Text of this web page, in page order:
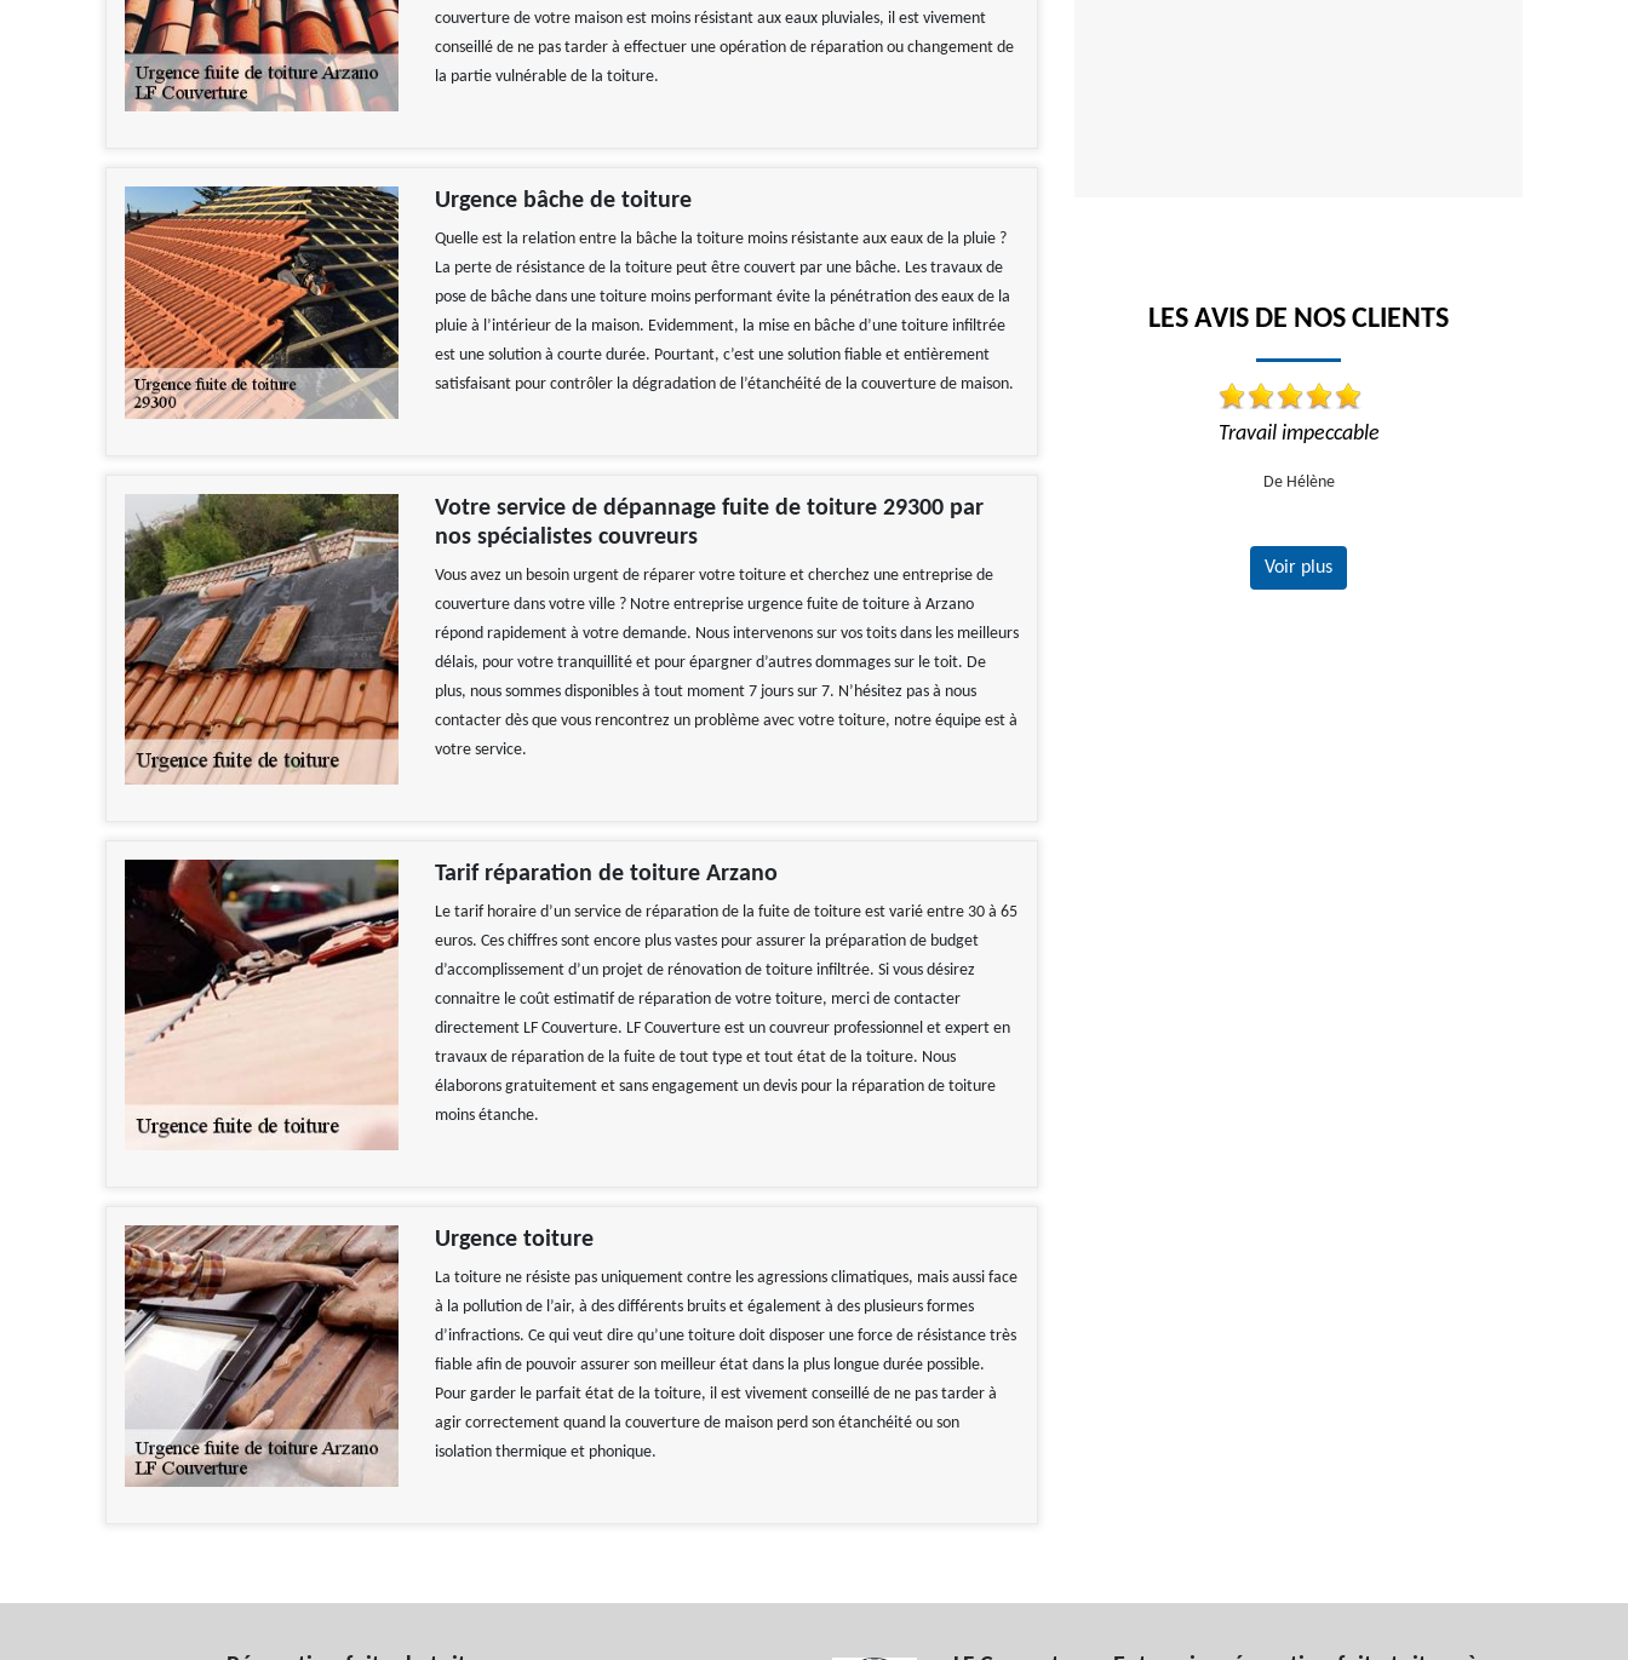
couverture de votre maison est moins résistant aux eaux pluviales, il est vivement
conseillé de ne pas tarder à effectuer une opération de réparation ou changement de
la partie vulnérable de la toiture.
Urgence bâche de toiture
Quelle est la relation entre la bâche la toiture moins résistante aux eaux de la pluie ?
La perte de résistance de la toiture peut être couvert par une bâche. Les travaux de
pose de bâche dans une toiture moins performant évite la pénétration des eaux de la
pluie à l’intérieur de la maison. Evidemment, la mise en bâche d’une toiture infiltrée
est une solution à courte durée. Pourtant, c’est une solution fiable et entièrement
satisfaisant pour contrôler la dégradation de l’étanchéité de la couverture de maison.
Votre service de dépannage fuite de toiture 29300 par
nos spécialistes couvreurs
Vous avez un besoin urgent de réparer votre toiture et cherchez une entreprise de
couverture dans votre ville ? Notre entreprise urgence fuite de toiture à Arzano
répond rapidement à votre demande. Nous intervenons sur vos toits dans les meilleurs
délais, pour votre tranquillité et pour épargner d’autres dommages sur le toit. De
plus, nous sommes disponibles à tout moment 7 jours sur 7. N’hésitez pas à nous
contacter dès que vous rencontrez un problème avec votre toiture, notre équipe est à
votre service.
Tarif réparation de toiture Arzano
Le tarif horaire d’un service de réparation de la fuite de toiture est varié entre 30 à 65
euros. Ces chiffres sont encore plus vastes pour assurer la préparation de budget
d’accomplissement d’un projet de rénovation de toiture infiltrée. Si vous désirez
connaitre le coût estimatif de réparation de votre toiture, merci de contacter
directement LF Couverture. LF Couverture est un couvreur professionnel et expert en
travaux de réparation de la fuite de tout type et tout état de la toiture. Nous
élaborons gratuitement et sans engagement un devis pour la réparation de toiture
moins étanche.
Urgence toiture
La toiture ne résiste pas uniquement contre les agressions climatiques, mais aussi face
à la pollution de l’air, à des différents bruits et également à des plusieurs formes
d’infractions. Ce qui veut dire qu’une toiture doit disposer une force de résistance très
fiable afin de pouvoir assurer son meilleur état dans la plus longue durée possible.
Pour garder le parfait état de la toiture, il est vivement conseillé de ne pas tarder à
agir correctement quand la couverture de maison perd son étanchéité ou son
isolation thermique et phonique.
LES AVIS DE NOS CLIENTS
De Gerard
Travail impeccable
De Hélène
Voir plus